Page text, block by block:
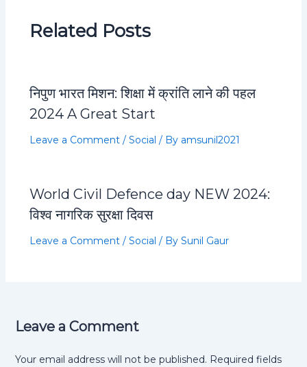
Related Posts
निपुण भारत मिशन: शिक्षा में क्रांति लाने की पहल
2024 A Great Start
Leave a Comment / Social / By amsunil2021
World Civil Defence day NEW 2024:
विश्व नागरिक सुरक्षा दिवस
Leave a Comment / Social / By Sunil Gaur
Leave a Comment
Your email address will not be published. Required fields